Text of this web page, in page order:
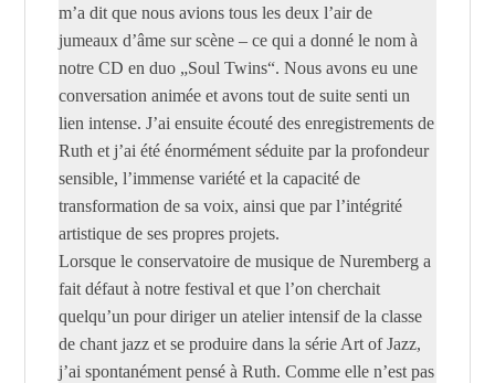
m’a dit que nous avions tous les deux l’air de
jumeaux d’âme sur scène – ce qui a donné le nom à
notre CD en duo „Soul Twins“. Nous avons eu une
conversation animée et avons tout de suite senti un
lien intense. J’ai ensuite écouté des enregistrements de
Ruth et j’ai été énormément séduite par la profondeur
sensible, l’immense variété et la capacité de
transformation de sa voix, ainsi que par l’intégrité
artistique de ses propres projets.
Lorsque le conservatoire de musique de Nuremberg a
fait défaut à notre festival et que l’on cherchait
quelqu’un pour diriger un atelier intensif de la classe
de chant jazz et se produire dans la série Art of Jazz,
j’ai spontanément pensé à Ruth. Comme elle n’est pas